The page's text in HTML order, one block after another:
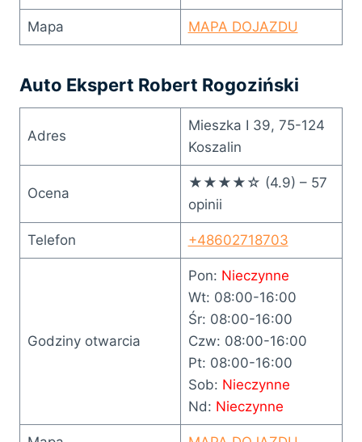
Mapa MAPA DOJAZDU
Auto Ekspert Robert Rogoziński
Adres
Mieszka I 39, 75-124
Koszalin
Ocena
★★★★☆ (4.9) – 57
opinii
Telefon +48602718703
Godziny otwarcia
Pon: Nieczynne
Wt: 08:00-16:00
Śr: 08:00-16:00
Czw: 08:00-16:00
Pt: 08:00-16:00
Sob: Nieczynne
Nd: Nieczynne